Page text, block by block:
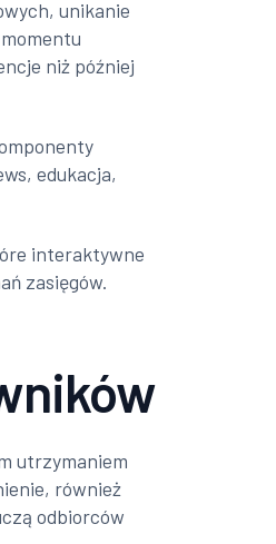
unikanie
niż później
edukacja,
interaktywne
zasięgów.
utrzymaniem
również
odbiorców